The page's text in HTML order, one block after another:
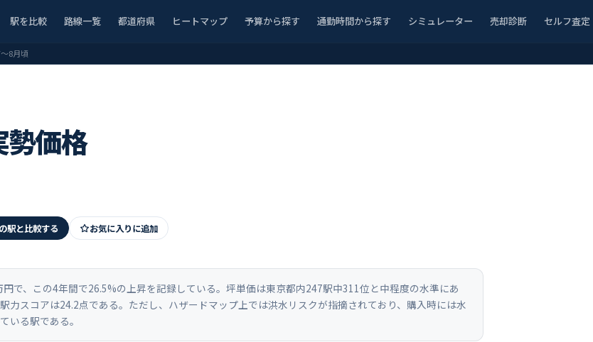
駅を比較 路線一覧 都道府県 ヒートマップ 予算から探す 通勤時間から探す シミュレーター 売却診断 セルフ査定
8月頃
勢価格
駅と比較する お気に入りに追加
で、この4年間で26.5%の上昇を記録している。坪単価は東京都内247駅中311位と中程度の水準にあ
力スコアは24.2点である。ただし、ハザードマップ上では洪水リスクが指摘されており、購入時には水
いる駅である。